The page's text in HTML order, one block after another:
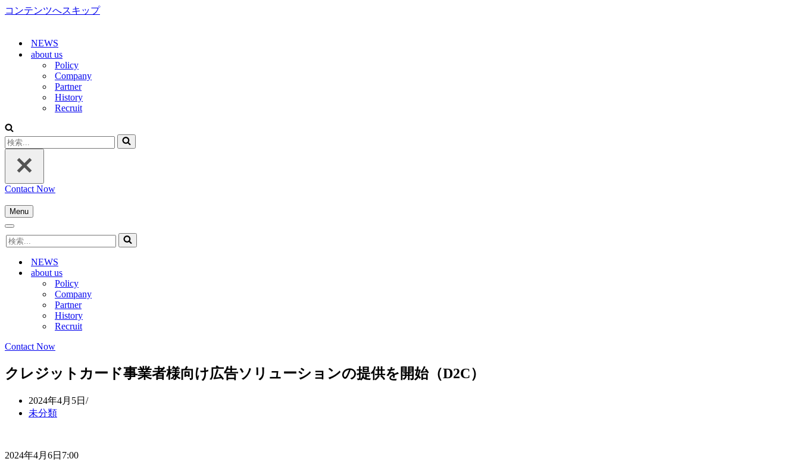
コンテンツへスキップ
NEWS
about us
Policy
Company
Partner
History
Recruit
検
索...
Contact Now
Menu
ナ
ゲ
シ
ョ
ナ
ビ
検
索...
NEWS
about us
Policy
Company
Partner
History
Recruit
Contact Now
クレジットカード事業者様向け広告ソリューションの提供を開始（D2C）
2024年4月5日
未分類
2024年4月6日7:00